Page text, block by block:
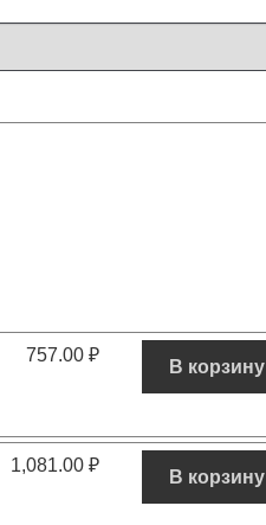
757.00₽
В корзину
1,081.00₽
В корзину